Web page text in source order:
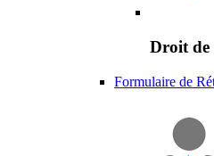
Droit de
Formulaire de